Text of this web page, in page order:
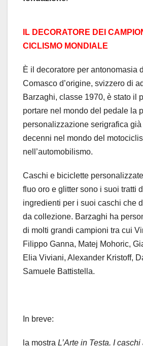
IL DECORATORE DEI
CICLISMO MONDIALE
È il decoratore per antonomasia
Comasco d’origine, svizzero di
Barzaghi, classe 1970, è stato il
portare nel mondo del pedale la
personalizzazione serigrafica
decenni nel mondo del
nell’automobilismo.
Caschi e biciclette
fluo oro e glitter sono i suoi tratti
ingredienti per i suoi caschi che
da collezione. Barzaghi ha
di molti grandi campioni tra cui
Filippo Ganna, Matej Mohoric,
Elia Viviani, Alexander Kristoff,
Samuele Battistella.
In breve:
la mostra L’Arte in Testa. I